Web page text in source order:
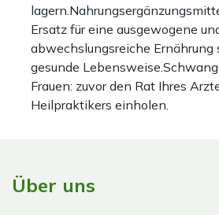
Ersatz für eine ausgewogene
abwechslungsreiche Ernährung
gesunde
Frauen: zuvor den Rat Ihres
Heilpraktikers einholen.
Über uns